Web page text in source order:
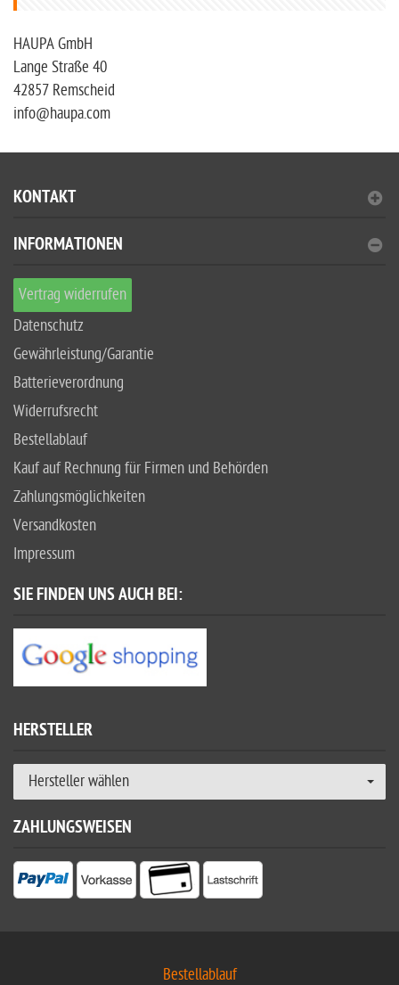
HAUPA GmbH
Lange Straße 40
42857 Remscheid
info@haupa.com
KONTAKT
INFORMATIONEN
Vertrag widerrufen
Datenschutz
Gewährleistung/Garantie
Batterieverordnung
Widerrufsrecht
Bestellablauf
Kauf auf Rechnung für Firmen und Behörden
Zahlungsmöglichkeiten
Versandkosten
Impressum
SIE FINDEN UNS AUCH BEI:
HERSTELLER
Hersteller wählen
ZAHLUNGSWEISEN
Bestellablauf